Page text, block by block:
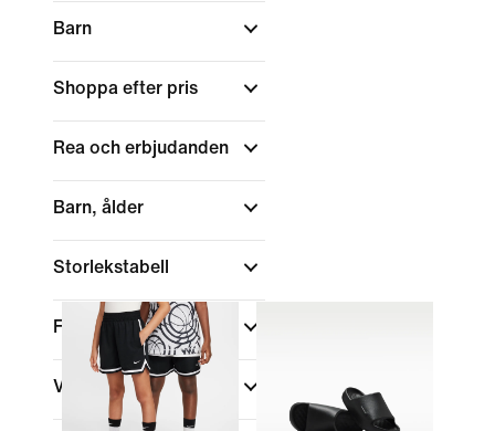
Barn
Shoppa efter pris
Rea och erbjudanden
Barn, ålder
Storlekstabell
Färg
Varumärke